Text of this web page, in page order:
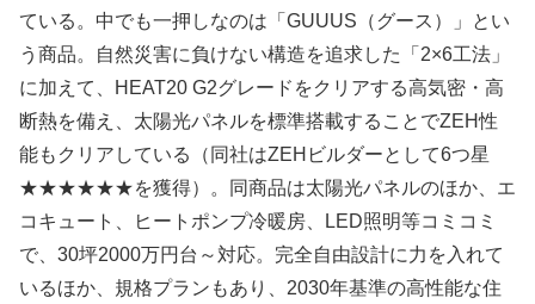
ている。中でも一押しなのは「GUUUS（グース）」とい
う商品。自然災害に負けない構造を追求した「2×6工法」
に加えて、HEAT20 G2グレードをクリアする高気密・高
断熱を備え、太陽光パネルを標準搭載することでZEH性
能もクリアしている（同社はZEHビルダーとして6つ星
★★★★★★を獲得）。同商品は太陽光パネルのほか、エ
コキュート、ヒートポンプ冷暖房、LED照明等コミコミ
で、30坪2000万円台～対応。完全自由設計に力を入れて
いるほか、規格プランもあり、2030年基準の高性能な住